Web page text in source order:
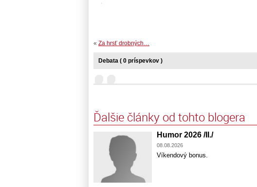
« Za hrsť drobných…
Debata ( 0 príspevkov )
Ďalšie články od tohto blogera
Humor 2026 /II./
08.08.2026
Víkendový bonus.